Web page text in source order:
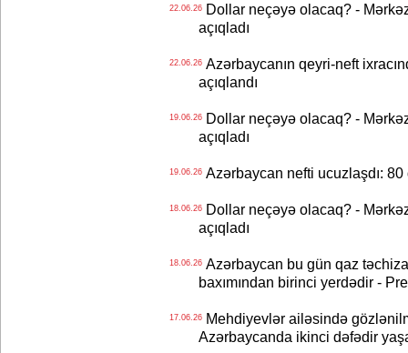
22.06.26Dollar neçəyə olacaq? -
açıqladı
22.06.26Azərbaycanın qeyri-neft
açıqlandı
19.06.26Dollar neçəyə olacaq? -
açıqladı
19.06.26Azərbaycan nefti ucuzlaşdı: 80
18.06.26Dollar neçəyə olacaq? -
açıqladı
18.06.26Azərbaycan bu gün qaz
baxımından birinci yerdədir -
17.06.26Mehdiyevlər ailəsində
Azərbaycanda ikinci dəfədir